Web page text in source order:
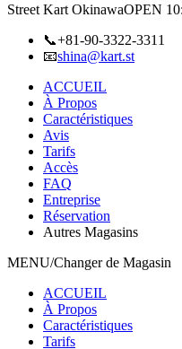
Street Kart OkinawaOPEN
📞+81-90-3322-3311
📧shina@kart.st
ACCUEIL
À Propos
Caractéristiques
Avis
Tarifs
Accès
FAQ
Entreprise
Réservation
Autres Magasins
MENU/Changer de Magasin
ACCUEIL
À Propos
Caractéristiques
Tarifs